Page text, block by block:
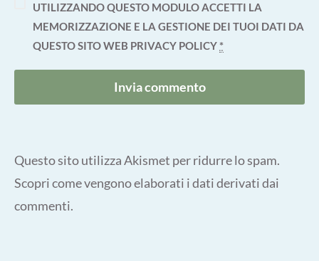
UTILIZZANDO QUESTO MODULO ACCETTI LA
MEMORIZZAZIONE E LA GESTIONE DEI TUOI DATI DA
QUESTO SITO WEB PRIVACY POLICY*
Questo sito utilizza Akismet per ridurre lo spam.
Scopri come vengono elaborati i dati derivati dai
commenti.